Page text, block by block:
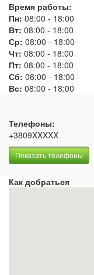
Время работы:
Пн: 08:00 - 18:00
Вт: 08:00 - 18:00
Ср: 08:00 - 18:00
Чт: 08:00 - 18:00
Пт: 08:00 - 18:00
Сб: 08:00 - 18:00
Вс: 08:00 - 18:00
Телефоны:
+3809XXXXX
Показать телефоны
Как добраться